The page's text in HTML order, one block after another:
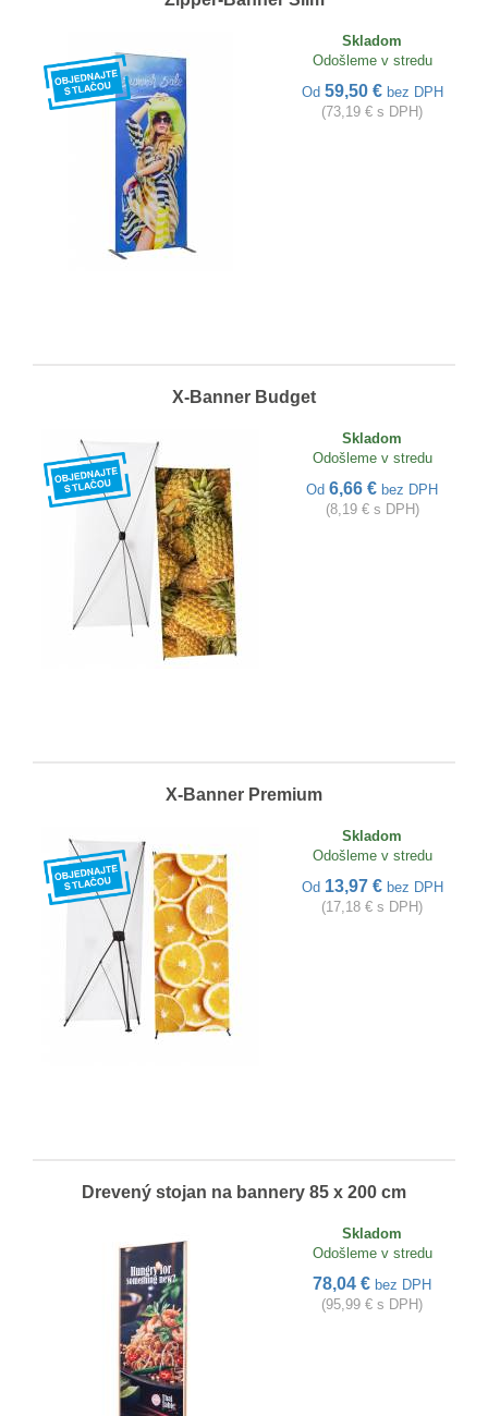
Skladom
Odošleme v stredu
Od 59,50 € bez DPH
(73,19 € s DPH)
X-Banner Budget
Skladom
Odošleme v stredu
Od 6,66 € bez DPH
(8,19 € s DPH)
X-Banner Premium
Skladom
Odošleme v stredu
Od 13,97 € bez DPH
(17,18 € s DPH)
Drevený stojan na bannery 85 x 200 cm
Skladom
Odošleme v stredu
78,04 € bez DPH
(95,99 € s DPH)